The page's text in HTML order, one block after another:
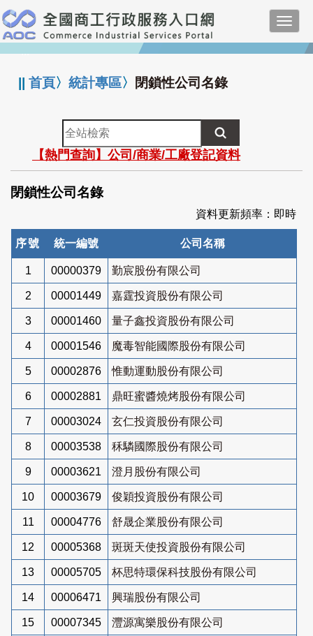
跳
到
主
要
:::
||首頁〉統計專區〉 閉鎖性公司名錄
全
站
檢
索
【熱門查詢】公司/商業/工廠登記資料
閉鎖性公司名錄
資料更新頻率：即時
序號 統一編號 公司名稱
1 00000379 勤宸股份有限公司
2 00001449 嘉霆投資股份有限公司
3 00001460 量子鑫投資股份有限公司
4 00001546 魔毒智能國際股份有限公司
5 00002876 惟動運動股份有限公司
6 00002881 鼎旺蜜醬燒烤股份有限公司
7 00003024 玄仁投資股份有限公司
8 00003538 秝驎國際股份有限公司
9 00003621 澄月股份有限公司
10 00003679 俊穎投資股份有限公司
11 00004776 舒晟企業股份有限公司
12 00005368 斑斑天使投資股份有限公司
13 00005705 杯思特環保科技股份有限公司
14 00006471 興瑞股份有限公司
15 00007345 灃源寓樂股份有限公司